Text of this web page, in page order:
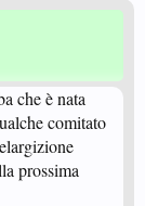
che è nata
comitato
prossima